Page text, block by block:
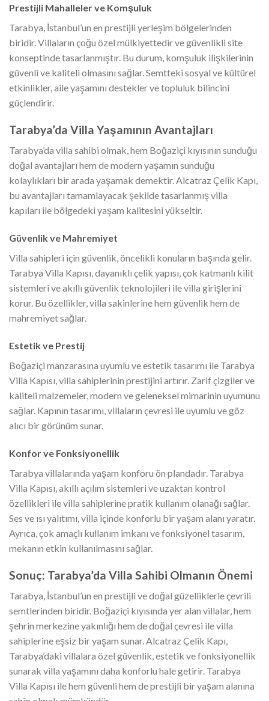
Prestijli Mahalleler ve Komşuluk
Tarabya, İstanbul’un en prestijli yerleşim bölgelerinden
biridir. Villaların çoğu özel mülkiyettedir ve güvenlikli site
konseptinde tasarlanmıştır. Bu durum, komşuluk ilişkilerinin
güvenli ve kaliteli olmasını sağlar. Semtteki sosyal ve kültürel
etkinlikler, aile yaşamını destekler ve topluluk bilincini
güçlendirir.
Tarabya’da Villa Yaşamının Avantajları
Tarabya’da villa sahibi olmak, hem Boğaziçi kıyısının sunduğu
doğal avantajları hem de modern yaşamın sunduğu
kolaylıkları bir arada yaşamak demektir. Alcatraz Çelik Kapı,
bu avantajları tamamlayacak şekilde tasarlanmış villa
kapıları ile bölgedeki yaşam kalitesini yükseltir.
Güvenlik ve Mahremiyet
Villa sahipleri için güvenlik, öncelikli konuların başında gelir.
Tarabya Villa Kapısı, dayanıklı çelik yapısı, çok katmanlı kilit
sistemleri ve akıllı güvenlik teknolojileri ile villa girişlerini
korur. Bu özellikler, villa sakinlerine hem güvenlik hem de
mahremiyet sağlar.
Estetik ve Prestij
Boğaziçi manzarasına uyumlu ve estetik tasarımı ile Tarabya
Villa Kapısı, villa sahiplerinin prestijini artırır. Zarif çizgiler ve
kaliteli malzemeler, modern ve geleneksel mimarinin uyumunu
sağlar. Kapının tasarımı, villaların çevresi ile uyumlu ve göz
alıcı bir görünüm sunar.
Konfor ve Fonksiyonellik
Tarabya villalarında yaşam konforu ön plandadır. Tarabya
Villa Kapısı, akıllı açılım sistemleri ve uzaktan kontrol
özellikleri ile villa sahiplerine pratik kullanım olanağı sağlar.
Ses ve ısı yalıtımı, villa içinde konforlu bir yaşam alanı yaratır.
Ayrıca, çok amaçlı kullanım imkanı ve fonksiyonel tasarım,
mekanın etkin kullanılmasını sağlar.
Sonuç: Tarabya’da Villa Sahibi Olmanın Önemi
Tarabya, İstanbul’un en prestijli ve doğal güzelliklerle çevrili
semtlerinden biridir. Boğaziçi kıyısında yer alan villalar, hem
şehrin merkezine yakınlığı hem de doğal çevresi ile villa
sahiplerine eşsiz bir yaşam sunar. Alcatraz Çelik Kapı,
Tarabya’daki villalara özel güvenlik, estetik ve fonksiyonellik
sunarak villa yaşamını daha konforlu hale getirir. Tarabya
Villa Kapısı ile hem güvenli hem de prestijli bir yaşam alanına